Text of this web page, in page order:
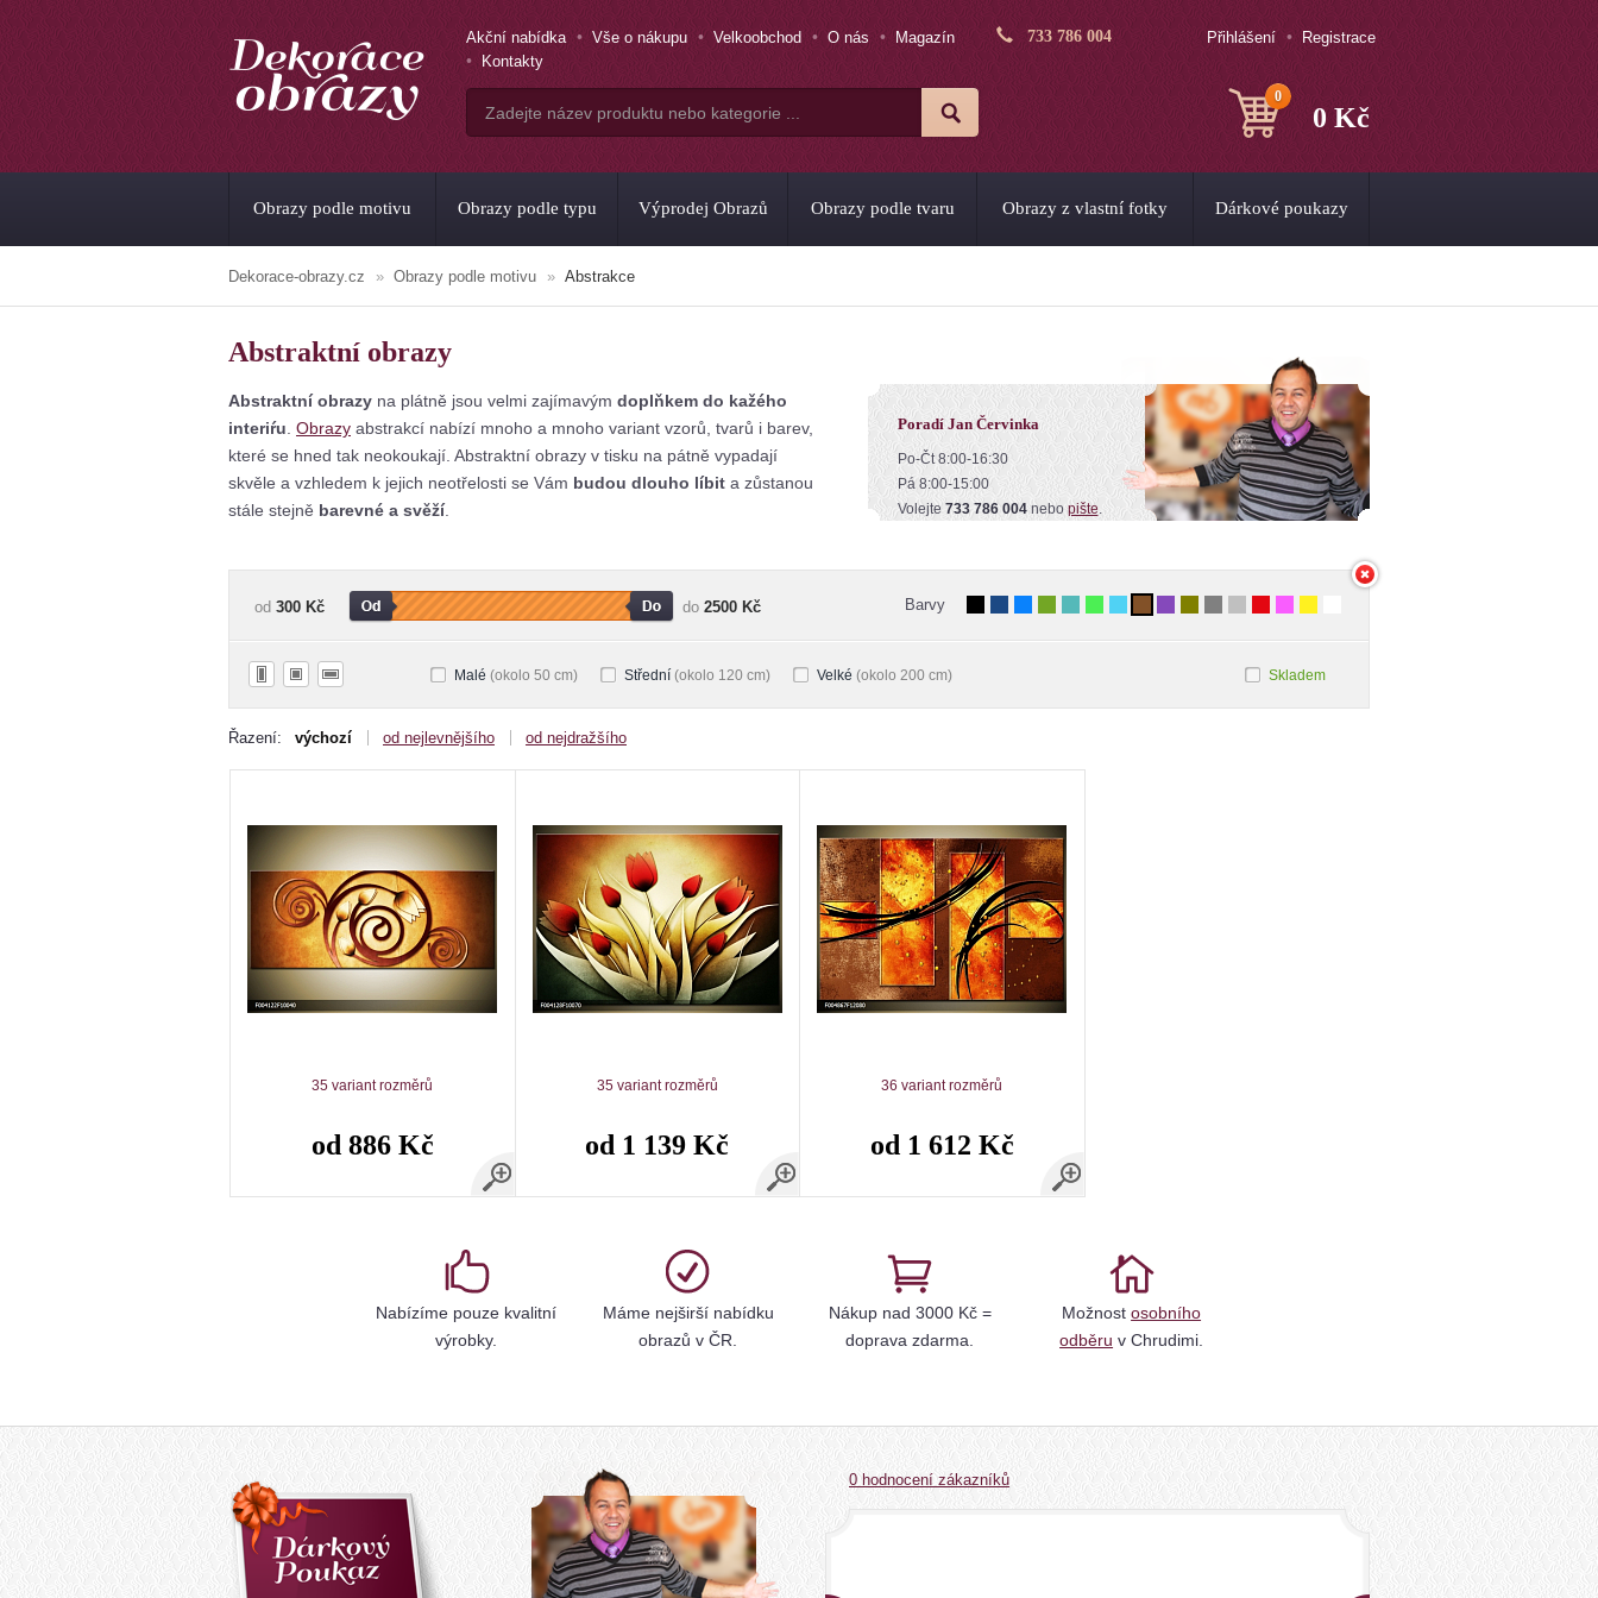
Akční nabídka Vše o nákupu Velkoobchod O nás
Magazín
Kontakty
733 786 004 Přihlášení Registrace
0 Kč
0
Obrazy podle motivu Obrazy podle typu Výprodej Obrazů Obrazy podle tvaru Obrazy z vlastní fotky Dárkové poukazy
Dekorace-obrazy.cz Obrazy podle motivu Abstrakce
Abstraktní obrazy
Abstraktní obrazy na plátně jsou velmi zajímavým doplňkem do kažého
interiŕu Obrazy abstrakcí nabízí mnoho a mnoho variant vzorů, tvarů i barev,
které se hned tak neokoukají. Abstraktní obrazy v tisku na pátně vypadají
skvěle a vzhledem k jejich neotřelosti se Vám budou dlouho líbit a zůstanou
stále stejně barevné a svěží.
Poradí Jan Červinka
Po-Čt 8:00-16:30
Pá 8:00-15:00
Volejte 733 786 004nebo pište.
od 300 Kč do 2500 Kč Barvy
Malé (okolo 50 cm) Střední (okolo 120 cm) Velké (okolo 200 cm) Skladem
Řazení: výchozí od nejlevnějšího od nejdražšího
35 variant rozměrů
od 886 Kč
35 variant rozměrů
od 1 139 Kč
36 variant rozměrů
od 1 612 Kč
Nabízíme pouze kvalitní
výrobky.
Máme nejširší nabídku
obrazů v ČR.
Nákup nad 3000 Kč =
doprava zdarma.
Možnostosobního
odběru v Chrudimi.
0 hodnocení zákazníků